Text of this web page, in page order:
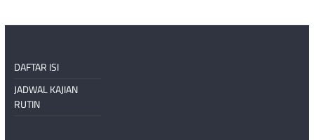
DAFTAR ISI
JADWAL KAJIAN
RUTIN